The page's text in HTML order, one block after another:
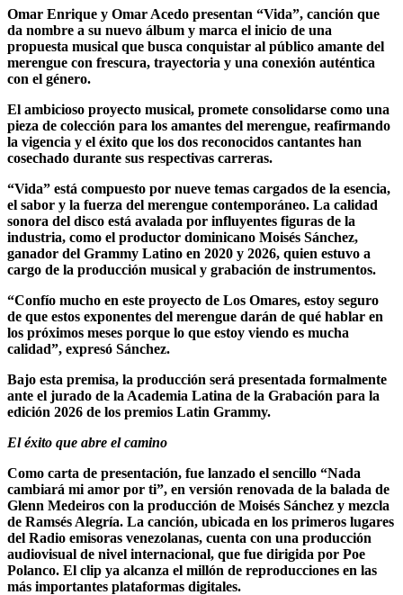
Omar Enrique y Omar Acedo presentan “Vida”, canción que
da nombre a su nuevo álbum y marca el inicio de una
propuesta musical que busca conquistar al público amante del
merengue con frescura, trayectoria y una conexión auténtica
con el género.
El ambicioso proyecto musical, promete consolidarse como una
pieza de colección para los amantes del merengue, reafirmando
la vigencia y el éxito que los dos reconocidos cantantes han
cosechado durante sus respectivas carreras.
“Vida” está compuesto por nueve temas cargados de la esencia,
el sabor y la fuerza del merengue contemporáneo. La calidad
sonora del disco está avalada por influyentes figuras de la
industria, como el productor dominicano Moisés Sánchez,
ganador del Grammy Latino en 2020 y 2026, quien estuvo a
cargo de la producción musical y grabación de instrumentos.
“Confío mucho en este proyecto de Los Omares, estoy seguro
de que estos exponentes del merengue darán de qué hablar en
los próximos meses porque lo que estoy viendo es mucha
calidad”, expresó Sánchez.
Bajo esta premisa, la producción será presentada formalmente
ante el jurado de la Academia Latina de la Grabación para la
edición 2026 de los premios Latin Grammy.
El éxito que abre el camino
Como carta de presentación, fue lanzado el sencillo “Nada
cambiará mi amor por ti”, en versión renovada de la balada de
Glenn Medeiros con la producción de Moisés Sánchez y mezcla
de Ramsés Alegría. La canción, ubicada en los primeros lugares
del Radio emisoras venezolanas, cuenta con una producción
audiovisual de nivel internacional, que fue dirigida por Poe
Polanco. El clip ya alcanza el millón de reproducciones en las
más importantes plataformas digitales.